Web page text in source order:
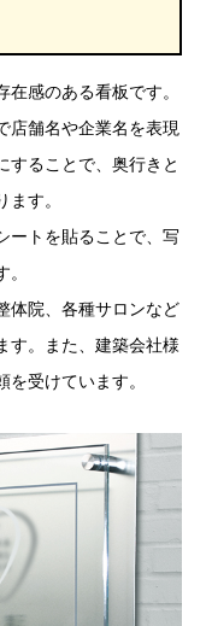
感のある看板です。
店舗名や企業名を表現
することで、奥行きと
す。
ートを貼ることで、写
体院、各種サロンなど
す。また、建築会社様
受けています。